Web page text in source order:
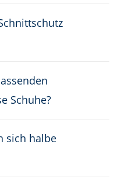
Schuhe?
sich halbe